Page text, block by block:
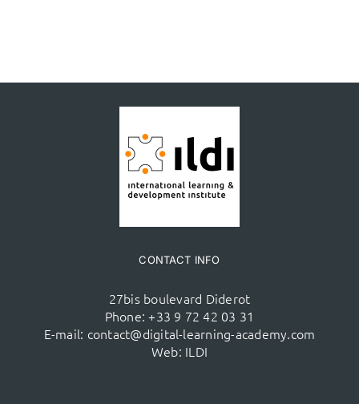
CONTACT INFO
27bis boulevard Diderot
Phone: +33 9 72 42 03 31
E-mail: contact@digital-learning-academy.com
Web: ILDI